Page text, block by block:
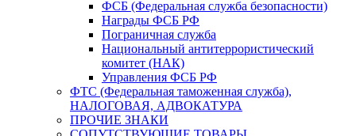
ФСБ (Федеральная служба безопасности)
Награды ФСБ РФ
Пограничная служба
Национальный антитеррористический
комитет (НАК)
Управления ФСБ РФ
ФТС (Федеральная таможенная служба),
НАЛОГОВАЯ, АДВОКАТУРА
ПРОЧИЕ ЗНАКИ